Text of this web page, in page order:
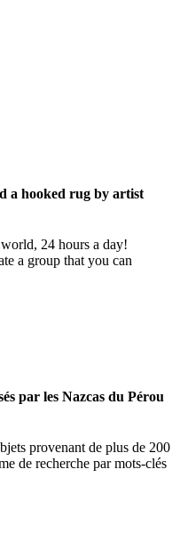
a hooked rug by artist
24 hours a day!
a group that you can
par les Nazcas du Pérou
provenant de plus de 200
de recherche par mots-clés